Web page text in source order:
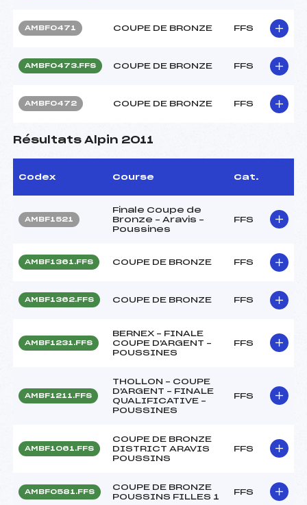
AMBF0471 COUPE DE BRONZE FFS
AMBF0473.FFS COUPE DE BRONZE FFS
AMBF0472 COUPE DE BRONZE FFS
Résultats Alpin 2011
Codex Course Cat.
AMBF1521
Finale Coupe de
Bronze – Aravis –
Poussines
FFS
AMBF1361.FFS COUPE DE BRONZE FFS
AMBF1362.FFS COUPE DE BRONZE FFS
AMBF1231.FFS
BERNEX – FINALE
COUPE D'ARGENT –
POUSSINES
FFS
AMBF1211.FFS
THOLLON – COUPE
D'ARGENT – FINALE
QUALIFICATIVE –
POUSSINES
FFS
AMBF1061.FFS
COUPE DE BRONZE
DISTRICT ARAVIS
POUSSINS
FFS
AMBF0581.FFS
COUPE DE BRONZE
POUSSINS FILLES 1
FFS